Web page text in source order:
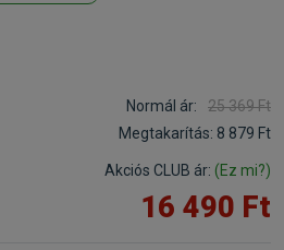
Normál ár:
25 369 Ft
Megtakarítás: 8 879 Ft
Akciós CLUB ár: (Ez mi?)
16 490 Ft